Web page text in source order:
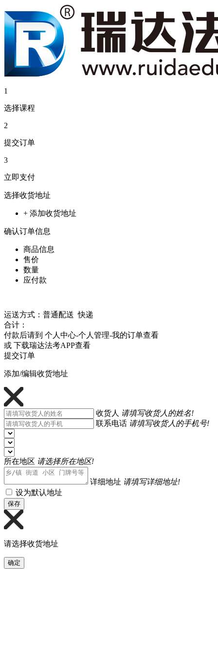
1
选择课程
2
提交订单
3
立即支付
选择收货地址
+ 添加收货地址
确认订单信息
商品信息
售价
数量
应付款
运送方式：普通配送 快递
合计：
付款后请到 个人中心-个人管理-我的订单查看
或 下载瑞达法考APP查看
提交订单
添加/编辑收货地址
收货人 请填写收货人的姓名!
联系电话 请填写收货人的手机号!
所在地区 请选择所在地区!
详细地址 请填写详细地址!
设为默认地址
保存
请选择收货地址
确定